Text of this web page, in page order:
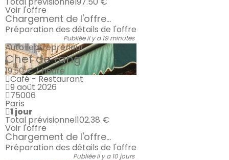
Voir l'offre
Chargement de l'offre...
Préparation des détails de l'offre
Publiée il y a 19 minutes
Auto-entrepreneur
Chef de rang
19.50 € / heure
Café - Restaurant
9 août 2026
75006
Paris
1 jour
Total prévisionnel102.38 €
Voir l'offre
Chargement de l'offre...
Préparation des détails de l'offre
Publiée il y a 10 jours